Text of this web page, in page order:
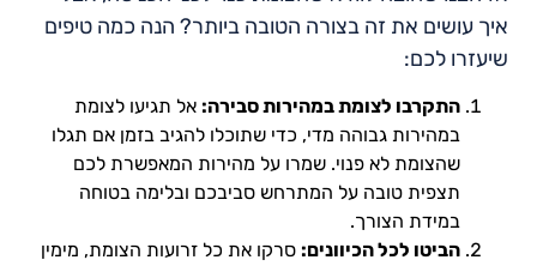
איך עושים את זה בצורה הטובה ביותר? הנה כמה טיפים
שיעזרו לכם:
התקרבו לצומת במהירות סבירה: אל תגיעו לצומת
במהירות גבוהה מדי, כדי שתוכלו להגיב בזמן אם תגלו
שהצומת לא פנוי. שמרו על מהירות המאפשרת לכם
תצפית טובה על המתרחש סביבכם ובלימה בטוחה
במידת הצורך.
הביטו לכל הכיוונים: סרקו את כל זרועות הצומת, מימין